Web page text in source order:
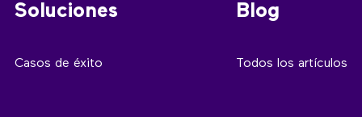
Soluciones
Casos de éxito
Blog
Todos los artículos